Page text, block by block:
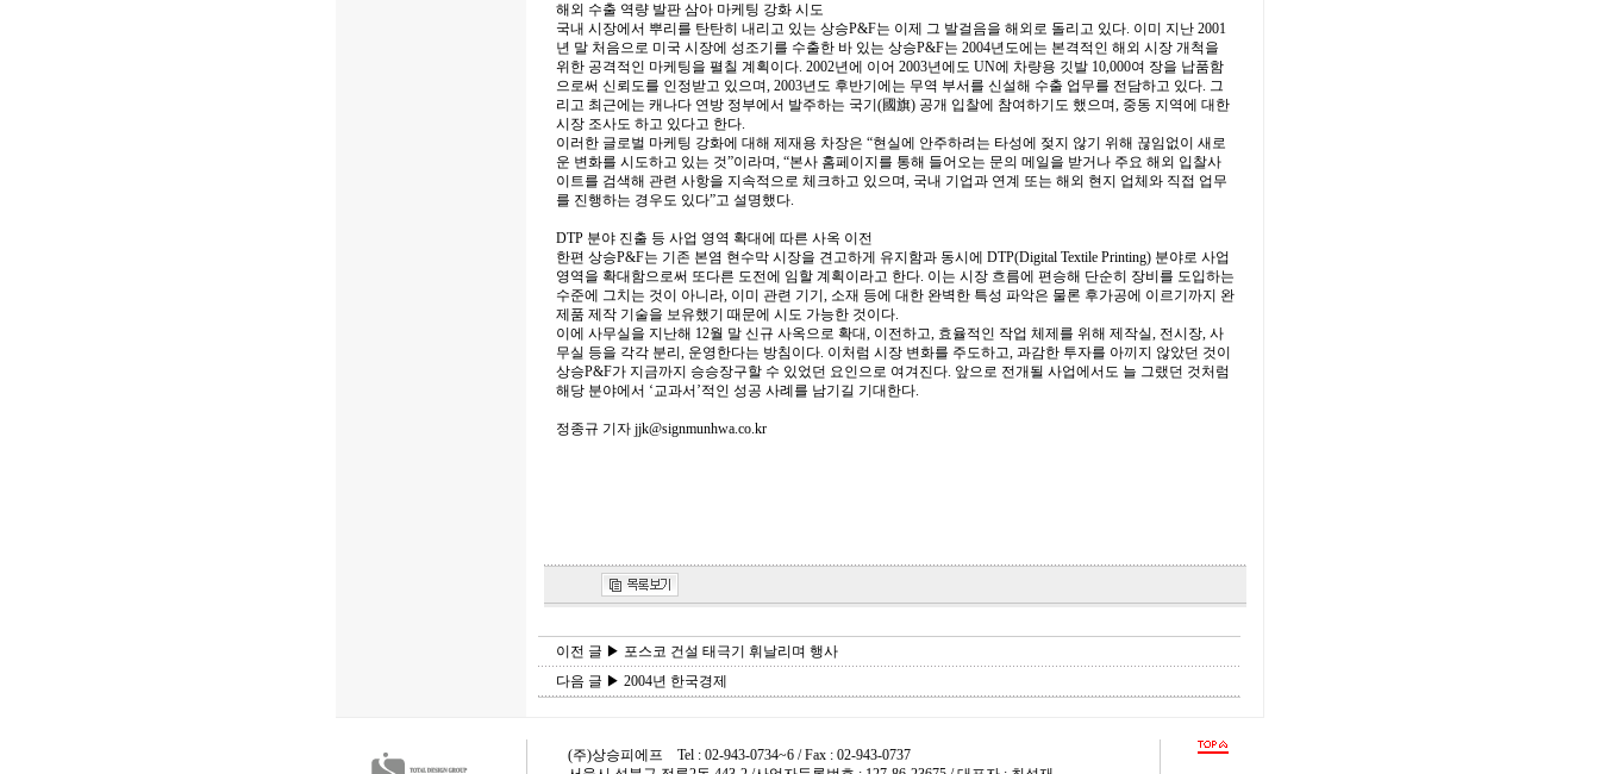
해외 수출 역량 발판 삼아 마케팅 강화 시도
국내 시장에서 뿌리를 탄탄히 내리고 있는 상승P&F는 이제 그 발걸음을 해외로 돌리고 있다. 이미 지난 2001
년 말 처음으로 미국 시장에 성조기를 수출한 바 있는 상승P&F는 2004년도에는 본격적인 해외 시장 개척을
위한 공격적인 마케팅을 펼칠 계획이다. 2002년에 이어 2003년에도 UN에 차량용 깃발 10,000여 장을 납품함
으로써 신뢰도를 인정받고 있으며, 2003년도 후반기에는 무역 부서를 신설해 수출 업무를 전담하고 있다. 그
리고 최근에는 캐나다 연방 정부에서 발주하는 국기(國旗) 공개 입찰에 참여하기도 했으며, 중동 지역에 대한
시장 조사도 하고 있다고 한다.
이러한 글로벌 마케팅 강화에 대해 제재용 차장은 “현실에 안주하려는 타성에 젖지 않기 위해 끊임없이 새로
운 변화를 시도하고 있는 것”이라며, “본사 홈페이지를 통해 들어오는 문의 메일을 받거나 주요 해외 입찰사
이트를 검색해 관련 사항을 지속적으로 체크하고 있으며, 국내 기업과 연계 또는 해외 현지 업체와 직접 업무
를 진행하는 경우도 있다”고 설명했다.
DTP 분야 진출 등 사업 영역 확대에 따른 사옥 이전
한편 상승P&F는 기존 본염 현수막 시장을 견고하게 유지함과 동시에 DTP(Digital Textile Printing) 분야로 사업
영역을 확대함으로써 또다른 도전에 임할 계획이라고 한다. 이는 시장 흐름에 편승해 단순히 장비를 도입하는
수준에 그치는 것이 아니라, 이미 관련 기기, 소재 등에 대한 완벽한 특성 파악은 물론 후가공에 이르기까지 완
제품 제작 기술을 보유했기 때문에 시도 가능한 것이다.
이에 사무실을 지난해 12월 말 신규 사옥으로 확대, 이전하고, 효율적인 작업 체제를 위해 제작실, 전시장, 사
무실 등을 각각 분리, 운영한다는 방침이다. 이처럼 시장 변화를 주도하고, 과감한 투자를 아끼지 않았던 것이
상승P&F가 지금까지 승승장구할 수 있었던 요인으로 여겨진다. 앞으로 전개될 사업에서도 늘 그랬던 것처럼
해당 분야에서 ‘교과서’적인 성공 사례를 남기길 기대한다.
정종규 기자 jjk@signmunhwa.co.kr
이전 글 ▶ 포스코 건설 태극기 휘날리며 행사
다음 글 ▶ 2004년 한국경제
(주)상승피에프 Tel : 02-943-0734~6 / Fax : 02-943-0737